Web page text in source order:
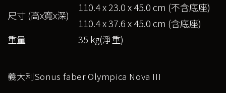
尺寸 (高x寬x深)
110.4 x 23.0 x 45.0 cm (不含底座)
110.4 x 37.6 x 45.0 cm (含底座)
重量
35 kg(淨重)
義大利Sonus faber Olympica Nova III